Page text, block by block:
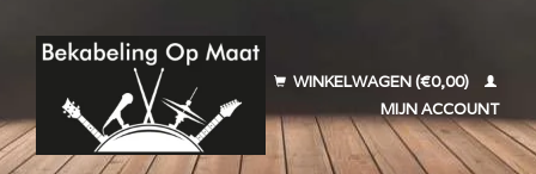
WINKELWAGEN (€0,00)
MIJN ACCOUNT